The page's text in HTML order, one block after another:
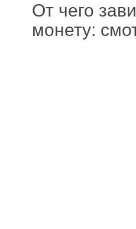
От чего
монету: